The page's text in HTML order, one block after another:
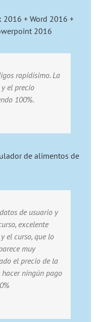
2016 + Word 2016 +
2016
rapidísimo. La
el precio
100%.
de alimentos de
de usuario y
excelente
el curso, que lo
muy
el precio de la
ningún pago